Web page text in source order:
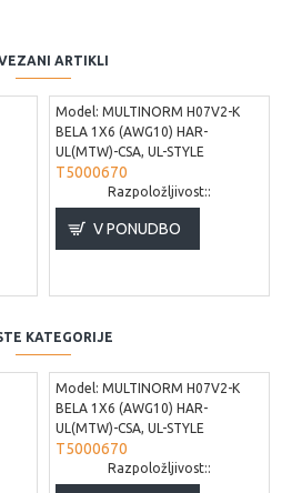
ARTIKLI
Model: MULTINORM H07V2-K
BELA 1X6 (AWG10) HAR-
UL(MTW)-CSA, UL-STYLE
T5000670
Razpoložljivost::
V PONUDBO
KATEGORIJE
Model: MULTINORM H07V2-K
BELA 1X6 (AWG10) HAR-
UL(MTW)-CSA, UL-STYLE
T5000670
Razpoložljivost::